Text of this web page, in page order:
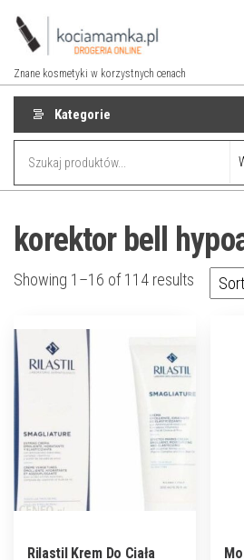
Przejdź
Znane kosmetyki w korzystnych cenach
Kategorie
korektor bell
Showing 1–16 of 114 results
Rilastil Krem Do Ciała